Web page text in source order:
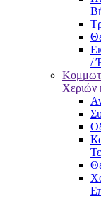
/
Χεριών